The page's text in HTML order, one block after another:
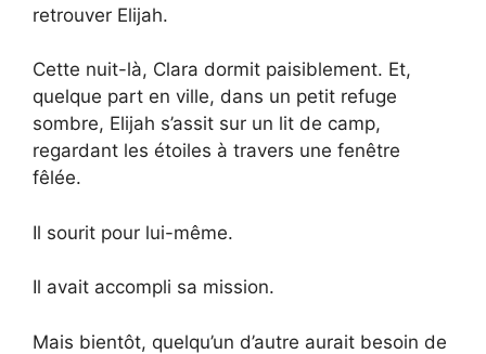
retrouver Elijah.
Cette nuit-là, Clara dormit paisiblement. Et,
quelque part en ville, dans un petit refuge
sombre, Elijah s’assit sur un lit de camp,
regardant les étoiles à travers une fenêtre
fêlée.
Il sourit pour lui-même.
Il avait accompli sa mission.
Mais bientôt, quelqu’un d’autre aurait besoin de